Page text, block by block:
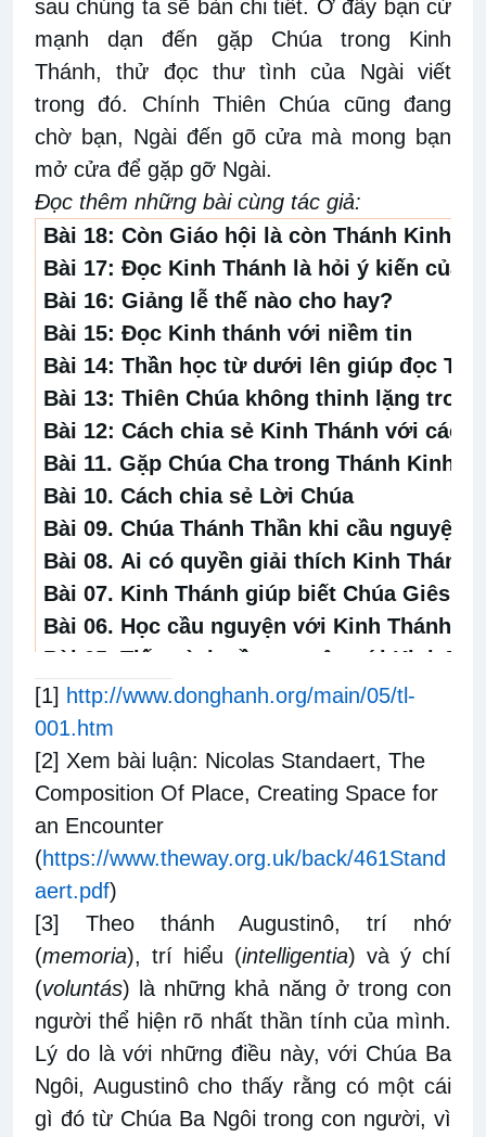
sau chúng ta sẽ bàn chi tiết. Ở đây bạn cứ
mạnh dạn đến gặp Chúa trong Kinh
Thánh, thử đọc thư tình của Ngài viết
trong đó. Chính Thiên Chúa cũng đang
chờ bạn, Ngài đến gõ cửa mà mong bạn
mở cửa để gặp gỡ Ngài.
Đọc thêm những bài cùng tác giả:
Bài 18:Còn Giáo hội là còn Thánh Kinh
Bài 17:Đọc Kinh Thánh là hỏi ý kiến của
Bài 16:Giảng lễ thế nào cho hay?
Bài 15:Đọc Kinh thánh với niềm tin
Bài 14:Thần học từ dưới lên giúp đọc
Bài 13:Thiên Chúa không thinh lặng
Bài 12:Cách chia sẻ Kinh Thánh với các
Bài 11.Gặp Chúa Cha trong Thánh Kinh
Bài 10.Cách chia sẻ Lời Chúa
Bài 09.Chúa Thánh Thần khi cầu nguyện
Bài 08. Ai có quyền giải thích Kinh Thánh?
Bài 07. Kinh Thánh giúp biết Chúa Giêsu
Bài 06. Học cầu nguyện với Kinh Thánh
Bài 05.Tiến trình cầu nguyện với Kinh
Bài 04.10 khó khăn và giải pháp giúp đọc
Bài 03.
Bài 02.Đọc thư tình Kinh Thánh theo
Bài 01.Kinh Thánh là bức thư tình dành
[1] http://www.donghanh.org/main/05/tl-
001.htm
[2] Xem bài luận: Nicolas Standaert, The
Composition Of Place, Creating Space for
an Encounter
(https://www.theway.org.uk/back/461Stand
aert.pdf)
[3]
Theo thánh Augustinô, trí nhớ
(memoria), trí hiểu (intelligentia) và ý chí
(voluntás) là những khả năng ở trong con
người thể hiện rõ nhất thần tính của mình.
Lý do là với những điều này, với Chúa Ba
Ngôi, Augustinô cho thấy rằng có một cái
gì đó từ Chúa Ba Ngôi trong con người, vì